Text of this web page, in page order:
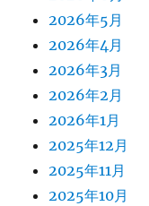
2026年5月
2026年4月
2026年3月
2026年2月
2026年1月
2025年12月
2025年11月
2025年10月